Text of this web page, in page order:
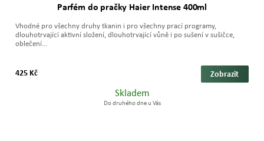
Parfém do pračky Haier Intense 400ml
Vhodné pro všechny druhy tkanin i pro všechny prací programy,
dlouhotrvající aktivní složení, dlouhotrvající vůně i po sušení v sušičce,
oblečení...
425 Kč Zobrazit
Skladem
Do druhého dne u Vás